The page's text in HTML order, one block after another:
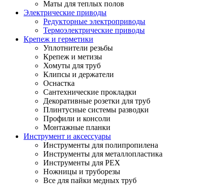
Маты для теплых полов
Электрические приводы
Редукторные электроприводы
Термоэлектрические приводы
Крепеж и герметики
Уплотнители резьбы
Крепеж и метизы
Хомуты для труб
Клипсы и держатели
Оснастка
Сантехнические прокладки
Декоративные розетки для труб
Плинтусные системы разводки
Профили и консоли
Монтажные планки
Инструмент и аксессуары
Инструменты для полипропилена
Инструменты для металлопластика
Инструменты для PEX
Ножницы и труборезы
Все для пайки медных труб